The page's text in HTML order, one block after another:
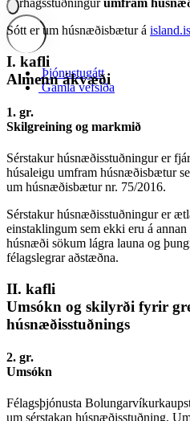
Þjónustugátt
Gamla vefsíða
Sótt er um húsnæðisbætur á
I. kafli
Almenn ákvæði
1. gr.
Skilgreining og markmið
Sérstakur húsnæðisstuðningur er
húsaleigu umfram húsnæðisbætur
um húsnæðisbætur nr. 75/2016.
Sérstakur húsnæðisstuðningur er
einstaklingum sem ekki eru á
húsnæði sökum lágra launa og
félagslegrar aðstæðna.
II. kafli
Umsókn og skilyrði fyrir
húsnæðisstuðnings
2. gr.
Umsókn
Félagsþjónusta
um sérstakan húsnæðisstuðning.